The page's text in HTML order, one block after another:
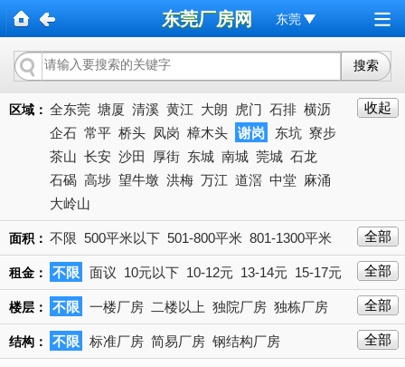
东莞厂房网 东莞
下拉
区域： 全东莞 塘厦 清溪 黄江 大朗 虎门 石排 横沥
企石 常平 桥头 凤岗 樟木头 谢岗 东坑 寮步
茶山 长安 沙田 厚街 东城 南城 莞城 石龙
石碣 高埗 望牛墩 洪梅 万江 道滘 中堂 麻涌
大岭山
收起
面积： 不限 500平米以下 501-800平米 801-1300平米
1301-2000平米
5001-10000平米
全部
租金： 不限 面议 10元以下 10-12元 13-14元 15-17元
18-20元
36-40元
全部
楼层： 不限 一楼厂房 二楼以上 独院厂房 独栋厂房 全部
结构： 不限 标准厂房 简易厂房 钢结构厂房 全部